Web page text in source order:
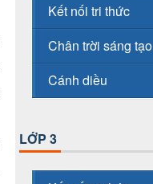
Kết nối tri thức
Chân trời sáng tạo
Cánh diều
LỚP 3